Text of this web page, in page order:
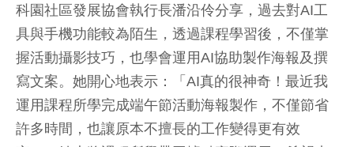
科園社區發展協會執行長潘沿伶分享，過去對AI工
具與手機功能較為陌生，透過課程學習後，不僅掌
握活動攝影技巧，也學會運用AI協助製作海報及撰
寫文案。她開心地表示：「AI真的很神奇！最近我
運用課程所學完成端午節活動海報製作，不僅節省
許多時間，也讓原本不擅長的工作變得更有效